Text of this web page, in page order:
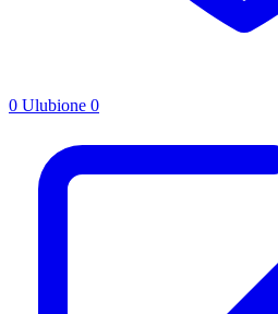
0 Ulubione 0